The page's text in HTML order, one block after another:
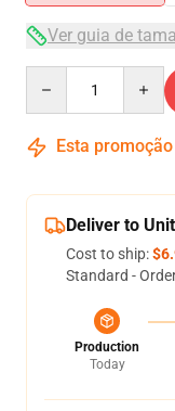
Ver guia de
Esta
Deliver to
Cost to ship:
Standard -
Production
Today